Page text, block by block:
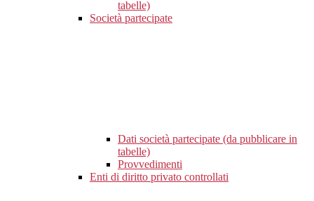
tabelle)
Società partecipate
Dati società partecipate (da pubblicare in
tabelle)
Provvedimenti
Enti di diritto privato controllati